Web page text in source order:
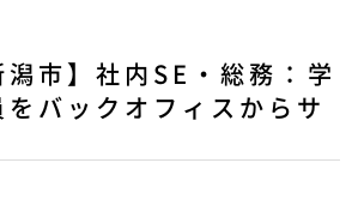
潟市】社内SE・総務：学
をバックオフィスからサ